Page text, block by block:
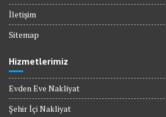
İletişim
Sitemap
Hizmetlerimiz
Evden Eve Nakliyat
Şehir İçi Nakliyat